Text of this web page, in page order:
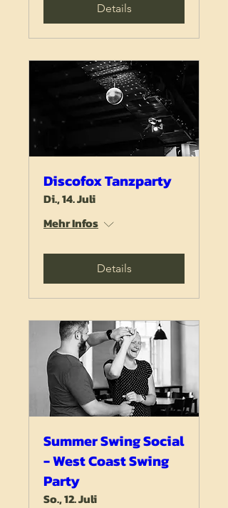
Details
Discofox Tanzparty
Di., 14. Juli
Mehr Infos
Details
Summer Swing Social
- West Coast Swing
Party
So., 12. Juli